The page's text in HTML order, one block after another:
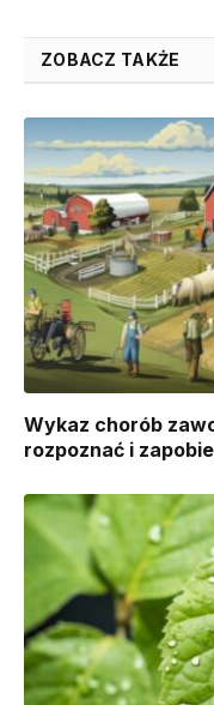
ZOBACZ TAKŻE
Wykaz chorób
rozpoznać i